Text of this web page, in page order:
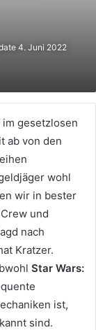
4. Juni 2022
gesetzlosen
ab von den
wohl
wir in bester
und
nach
Kratzer.
Star Wars:
ist,
sind.